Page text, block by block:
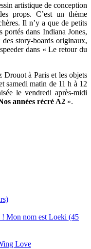
artistique de conception
props. C’est un thème
Il n’y a que de petits
portés dans Indiana Jones,
story-boards originaux,
dans « Le retour du
Drouot à Paris et les objets
samedi matin de 11 h à 12
le vendredi après-midi
années récré A2 ».
Mon nom est Loeki (45
Love